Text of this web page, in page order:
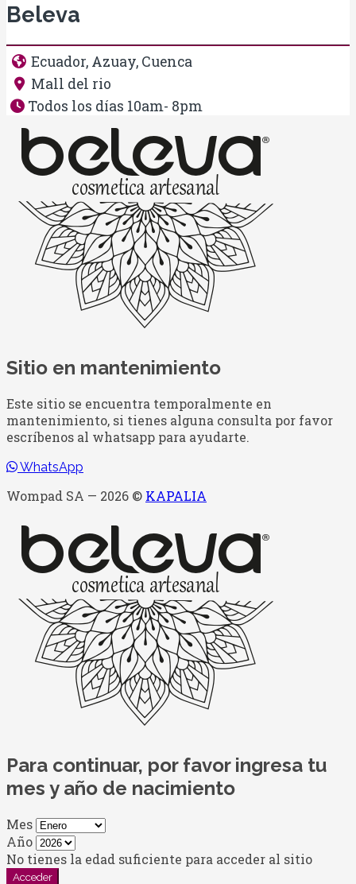
Beleva
Ecuador, Azuay, Cuenca
Mall del rio
Todos los días 10am- 8pm
Sitio en mantenimiento
Este sitio se encuentra temporalmente en
mantenimiento, si tienes alguna consulta por favor
escríbenos al whatsapp para ayudarte.
WhatsApp
Wompad SA — 2026 © KAPALIA
Para continuar, por favor ingresa tu
mes y año de nacimiento
Mes
Año
No tienes la edad suficiente para acceder al sitio
Acceder